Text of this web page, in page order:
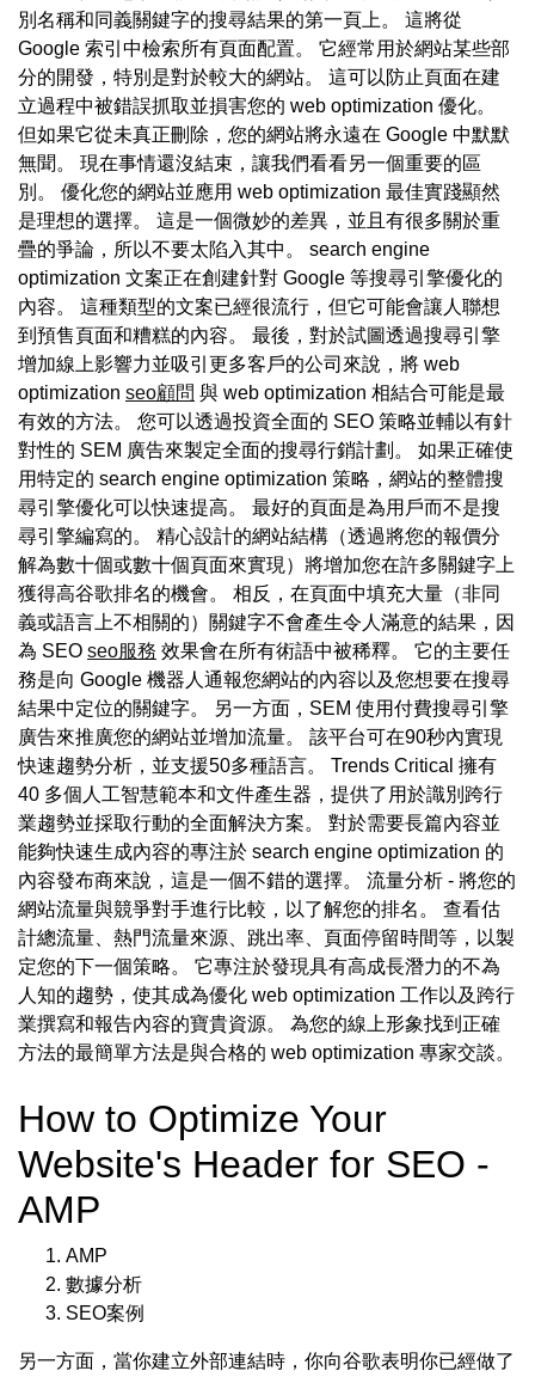
別名稱和同義關鍵字的搜尋結果的第一頁上。 這將從
Google 索引中檢索所有頁面配置。 它經常用於網站某些部
分的開發，特別是對於較大的網站。 這可以防止頁面在建
立過程中被錯誤抓取並損害您的 web optimization 優化。
但如果它從未真正刪除，您的網站將永遠在 Google 中默默
無聞。 現在事情還沒結束，讓我們看看另一個重要的區
別。 優化您的網站並應用 web optimization 最佳實踐顯然
是理想的選擇。 這是一個微妙的差異，並且有很多關於重
疊的爭論，所以不要太陷入其中。 search engine
optimization 文案正在創建針對 Google 等搜尋引擎優化的
內容。 這種類型的文案已經很流行，但它可能會讓人聯想
到預售頁面和糟糕的內容。 最後，對於試圖透過搜尋引擎
增加線上影響力並吸引更多客戶的公司來說，將 web
optimization seo顧問 與 web optimization 相結合可能是最
有效的方法。 您可以透過投資全面的 SEO 策略並輔以有針
對性的 SEM 廣告來製定全面的搜尋行銷計劃。 如果正確使
用特定的 search engine optimization 策略，網站的整體搜
尋引擎優化可以快速提高。 最好的頁面是為用戶而不是搜
尋引擎編寫的。 精心設計的網站結構（透過將您的報價分
解為數十個或數十個頁面來實現）將增加您在許多關鍵字上
獲得高谷歌排名的機會。 相反，在頁面中填充大量（非同
義或語言上不相關的）關鍵字不會產生令人滿意的結果，因
為 SEO seo服務 效果會在所有術語中被稀釋。 它的主要任
務是向 Google 機器人通報您網站的內容以及您想要在搜尋
結果中定位的關鍵字。 另一方面，SEM 使用付費搜尋引擎
廣告來推廣您的網站並增加流量。 該平台可在90秒內實現
快速趨勢分析，並支援50多種語言。 Trends Critical 擁有
40 多個人工智慧範本和文件產生器，提供了用於識別跨行
業趨勢並採取行動的全面解決方案。 對於需要長篇內容並
能夠快速生成內容的專注於 search engine optimization 的
內容發布商來說，這是一個不錯的選擇。 流量分析 - 將您的
網站流量與競爭對手進行比較，以了解您的排名。 查看估
計總流量、熱門流量來源、跳出率、頁面停留時間等，以製
定您的下一個策略。 它專注於發現具有高成長潛力的不為
人知的趨勢，使其成為優化 web optimization 工作以及跨行
業撰寫和報告內容的寶貴資源。 為您的線上形象找到正確
方法的最簡單方法是與合格的 web optimization 專家交談。
How to Optimize Your
Website's Header for SEO -
AMP
AMP
數據分析
SEO案例
另一方面，當你建立外部連結時，你向谷歌表明你已經做了